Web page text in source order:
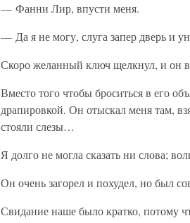
— Фанни Лир, впусти меня.
— Да я не могу, слуга запер дверь и
Скоро желанный ключ щелкнул, и он
Вместо того чтобы броситься в его
драпировкой. Он отыскал меня там,
стояли слезы…
Я долго не могла сказать ни слова;
Он очень загорел и похудел, но был
Свидание наше было кратко, потому